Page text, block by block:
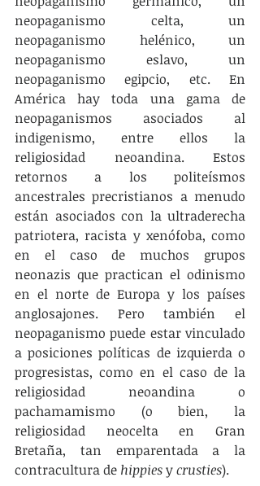
neopaganismo celta, un
neopaganismo helénico, un
neopaganismo eslavo, un
neopaganismo egipcio, etc. En
América hay toda una gama de
neopaganismos asociados al
indigenismo, entre ellos la
religiosidad neoandina. Estos
retornos a los politeísmos
ancestrales precristianos a menudo
están asociados con la ultraderecha
patriotera, racista y xenófoba, como
en el caso de muchos grupos
neonazis que practican el odinismo
en el norte de Europa y los países
anglosajones. Pero también el
neopaganismo puede estar vinculado
a posiciones políticas de izquierda o
progresistas, como en el caso de la
religiosidad neoandina o
pachamamismo (o bien, la
religiosidad neocelta en Gran
Bretaña, tan emparentada a la
contracultura de hippies y crusties).